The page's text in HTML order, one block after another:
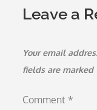
Leave a
Your email
fields are marked
Comment *